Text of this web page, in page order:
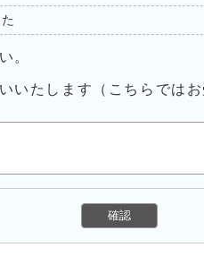
。
いたします（こちらでは